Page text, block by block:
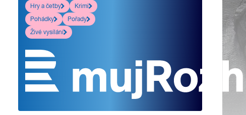
Hry a četby
Krimi
Pohádky
Pořady
Živé vysílání